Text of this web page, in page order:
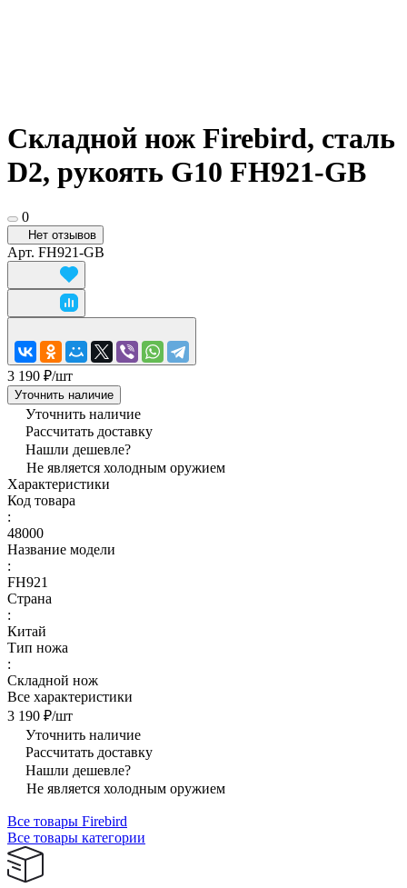
Складной нож Firebird, сталь
D2, рукоять G10 FH921-GB
0
Нет отзывов
Арт. FH921-GB
3 190 ₽/шт
Уточнить наличие
Уточнить наличие
Рассчитать доставку
Нашли дешевле?
Не является холодным оружием
Характеристики
Код товара
:
48000
Название модели
:
FH921
Страна
:
Китай
Тип ножа
:
Складной нож
Все характеристики
3 190 ₽/шт
Уточнить наличие
Рассчитать доставку
Нашли дешевле?
Не является холодным оружием
Все товары Firebird
Все товары категории